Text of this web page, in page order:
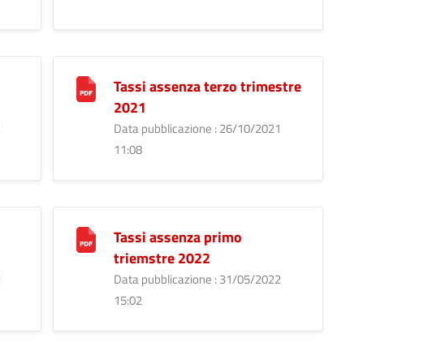
Tassi assenza terzo trimestre
2021
Data pubblicazione : 26/10/2021
11:08
Tassi assenza primo
triemstre 2022
Data pubblicazione : 31/05/2022
15:02